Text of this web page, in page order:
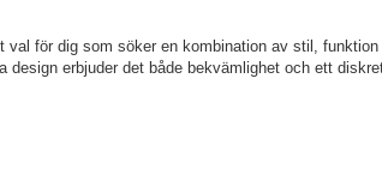
val för dig som söker en kombination av stil,
design erbjuder det både bekvämlighet och ett